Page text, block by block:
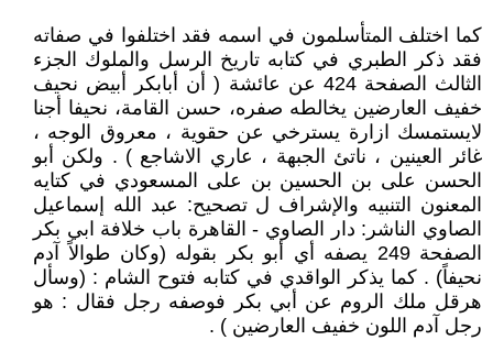
كما اختلف المتأسلمون في اسمه فقد اختلفوا في صفاته
فقد ذكر الطبري في كتابه تاريخ الرسل والملوك الجزء
الثالث الصفحة 424 عن عائشة ( أن أبابكر أبيض نحيف
خفيف العارضين يخالطه صفره، حسن القامة، نحيفا أجنا
لايستمسك ازارة يسترخي عن حقوية ، معروق الوجه ،
غائر العينين ، ناتئ الجبهة ، عاري الاشاجع ) . ولكن أبو
الحسن على بن الحسين بن على المسعودي في كتايه
المعنون التنبيه والإشراف ل تصحيح: عبد الله إسماعيل
الصاوي الناشر: دار الصاوي - القاهرة باب خلافة ابي بكر
الصفحة 249 يصفه أي أبو بكر بقوله (وكان طوالاً آدم
نحيفاً) . كما يذكر الواقدي في كتابه فتوح الشام : (وسأل
هرقل ملك الروم عن أبي بكر فوصفه رجل فقال : هو
رجل آدم اللون خفيف العارضين ) .